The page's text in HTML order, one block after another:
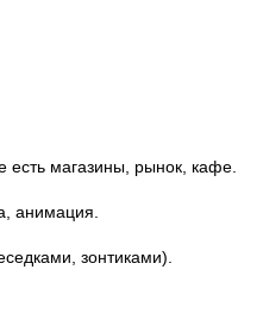
есть магазины, рынок, кафе.
анимация.
зонтиками).